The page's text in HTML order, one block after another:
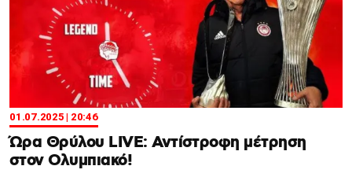
01.07.2025 | 20:46
Ώρα Θρύλου LIVE: Αντίστροφη μέτρηση
στον Ολυμπιακό!